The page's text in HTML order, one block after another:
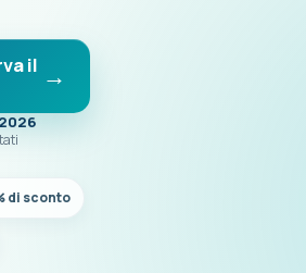
il
di sconto